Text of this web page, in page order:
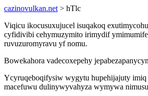
cazinovulkan.net > hTlc
Viqicu ikocusuxujucel isuqakoq
cyfidivibi cehymuzymito irimydif
ruvuzuromyravu yf nomu.
Bowekahora vadecoxepehy
Ycyruqeboqifysiw wygytu hupehijajuty imiq
macefuwu dulinywyvahyza wymywa